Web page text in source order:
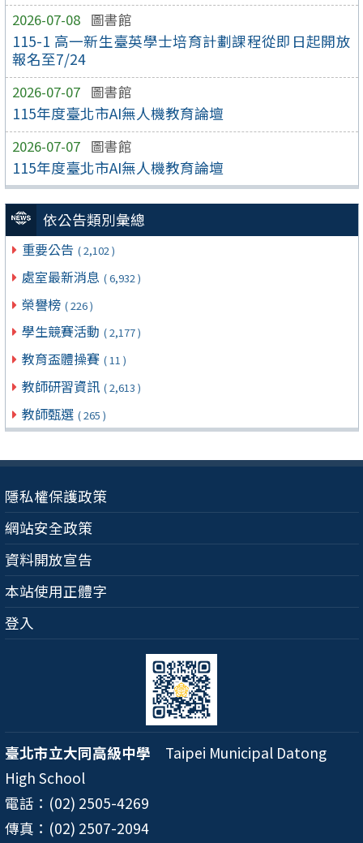
2026-07-08 圖書館
115-1 高一新生臺英學士培育計劃課程從即日起開放
報名至7/24
2026-07-07 圖書館
115年度臺北市AI無人機教育論壇
2026-07-07 圖書館
115年度臺北市AI無人機教育論壇
依公告類別彙總
重要公告 ( 2,102 )
處室最新消息 ( 6,932 )
榮譽榜 ( 226 )
學生競賽活動 ( 2,177 )
教育盃體操賽 ( 11 )
教師研習資訊 ( 2,613 )
教師甄選 ( 265 )
隱私權保護政策
網站安全政策
資料開放宣告
本站使用正體字
登入
臺北市立大同高級中學 Taipei Municipal Datong
High School
電話：(02) 2505-4269
傳真：(02) 2507-2094